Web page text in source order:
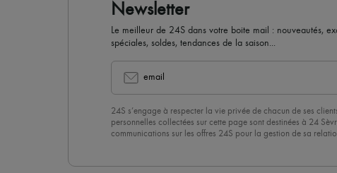
Newsletter
Le meilleur de 24S dans votre boite mail : nouveautés,
spéciales, soldes, tendances de la saison...
email
24S s’engage à respecter la vie privée de chacun de ses
personnelles collectées sur cette page sont destinées à 24
communications sur les offres 24S pour la gestion de sa
désinscrire » en bas de page de nos emails.